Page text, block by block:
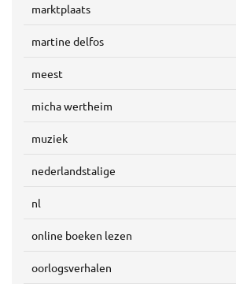
marktplaats
martine delfos
meest
micha wertheim
muziek
nederlandstalige
nl
online boeken lezen
oorlogsverhalen